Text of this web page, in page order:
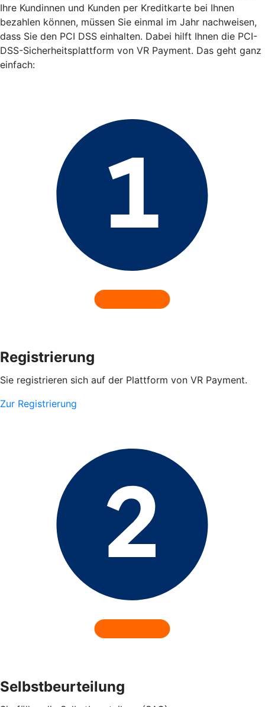
Ihre Kundinnen und Kunden per Kreditkarte bei Ihnen
bezahlen können, müssen Sie einmal im Jahr nachweisen,
dass Sie den PCI DSS einhalten. Dabei hilft Ihnen die PCI-
DSS-Sicherheitsplattform von VR Payment. Das geht ganz
einfach:
Registrierung
Sie registrieren sich auf der Plattform von VR Payment.
Zur Registrierung
Selbstbeurteilung